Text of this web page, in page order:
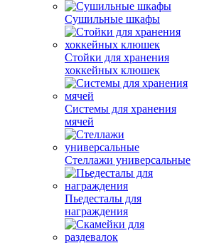
Сушильные шкафы
Стойки для хранения
хоккейных клюшек
Системы для хранения
мячей
Стеллажи универсальные
Пьедесталы для
награждения